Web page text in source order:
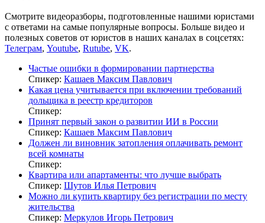
Смотрите видеоразборы, подготовленные нашими юристами
с ответами на самые популярные вопросы. Больше видео и
полезных советов от юристов в наших каналах в соцсетях:
Телеграм, Youtube, Rutube, VK.
Частые ошибки в формировании партнерства
Спикер: Кашаев Максим Павлович
Какая цена учитывается при включении требований
дольщика в реестр кредиторов
Спикер:
Принят первый закон о развитии ИИ в России
Спикер: Кашаев Максим Павлович
Должен ли виновник затопления оплачивать ремонт
всей комнаты
Спикер:
Квартира или апартаменты: что лучше выбрать
Спикер: Шутов Илья Петрович
Можно ли купить квартиру без регистрации по месту
жительства
Спикер: Меркулов Игорь Петрович